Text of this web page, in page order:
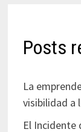
Posts
La
visibilidad a
El